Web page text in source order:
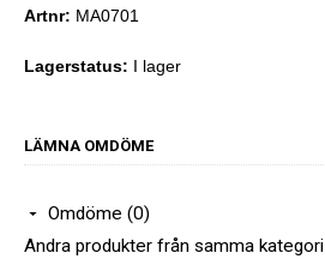
Artnr: MA0701
Lagerstatus: I lager
LÄMNA OMDÖME
Omdöme (0)
Andra produkter från samma kategori